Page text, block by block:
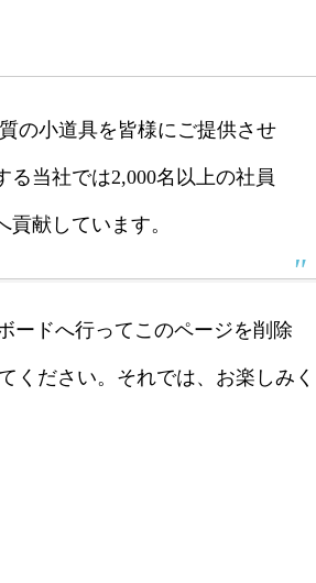
の小道具を皆様にご提供させ
当社では2,000名以上の社員
献しています。
ードへ行ってこのページを削除
ください。それでは、お楽しみく